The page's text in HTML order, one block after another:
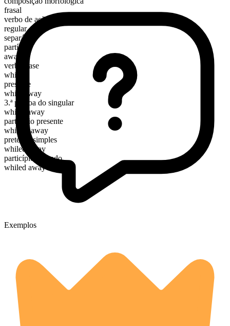
frasal
verbo de ação
regular
separável
partícula
away
verbo base
while
presente
while away
3.ª pessoa do singular
whiles away
particípio presente
whiling away
pretérito simples
whiled away
particípio passado
whiled away
Exemplos